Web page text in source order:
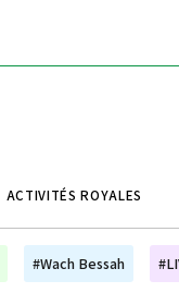
ACTIVITÉS ROYALES
#Wach Bessah